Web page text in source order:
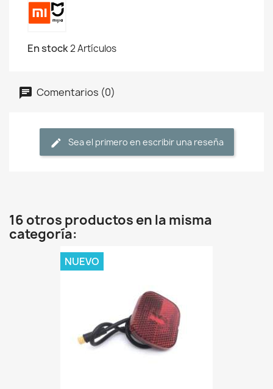
En stock2 Artículos
Comentarios (0)
Sea el primero en escribir una reseña
16 otros productos en la misma
categoría:
NUEVO